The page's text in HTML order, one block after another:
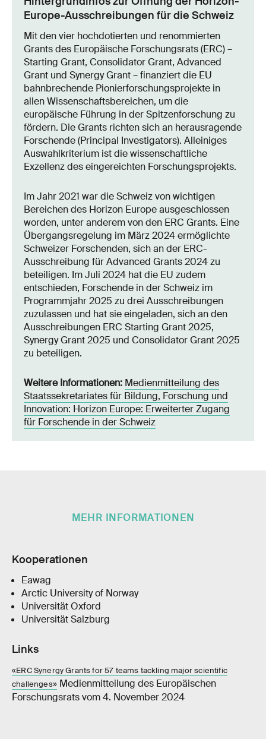
Europe-Ausschreibungen für die Schweiz
Mit den vier hochdotierten und renommierten
Grants des Europäische Forschungsrats (ERC) –
Starting Grant, Consolidator Grant, Advanced
Grant und Synergy Grant – finanziert die EU
bahnbrechende Pionierforschungsprojekte in
allen Wissenschaftsbereichen, um die
europäische Führung in der Spitzenforschung zu
fördern. Die Grants richten sich an herausragende
Forschende (Principal Investigators). Alleiniges
Auswahlkriterium ist die wissenschaftliche
Exzellenz des eingereichten Forschungsprojekts.
Im Jahr 2021 war die Schweiz von wichtigen
Bereichen des Horizon Europe ausgeschlossen
worden, unter anderem von den ERC Grants. Eine
Übergangsregelung im März 2024 ermöglichte
Schweizer Forschenden, sich an der ERC-
Ausschreibung für Advanced Grants 2024 zu
beteiligen. Im Juli 2024 hat die EU zudem
entschieden, Forschende in der Schweiz im
Programmjahr 2025 zu drei Ausschreibungen
zuzulassen und hat sie eingeladen, sich an den
Ausschreibungen ERC Starting Grant 2025,
Synergy Grant 2025 und Consolidator Grant 2025
zu beteiligen.
Weitere Informationen: Medienmitteilung des
Staatssekretariates für Bildung, Forschung und
Innovation: Horizon Europe: Erweiterter Zugang
für Forschende in der Schweiz
MEHR INFORMATIONEN
Kooperationen
Eawag
Arctic University of Norway
Universität Oxford
Universität Salzburg
Links
«ERC Synergy Grants for 57 teams tackling major scientific
challenges»Medienmitteilung des Europäischen
Forschungsrats vom 4. November 2024